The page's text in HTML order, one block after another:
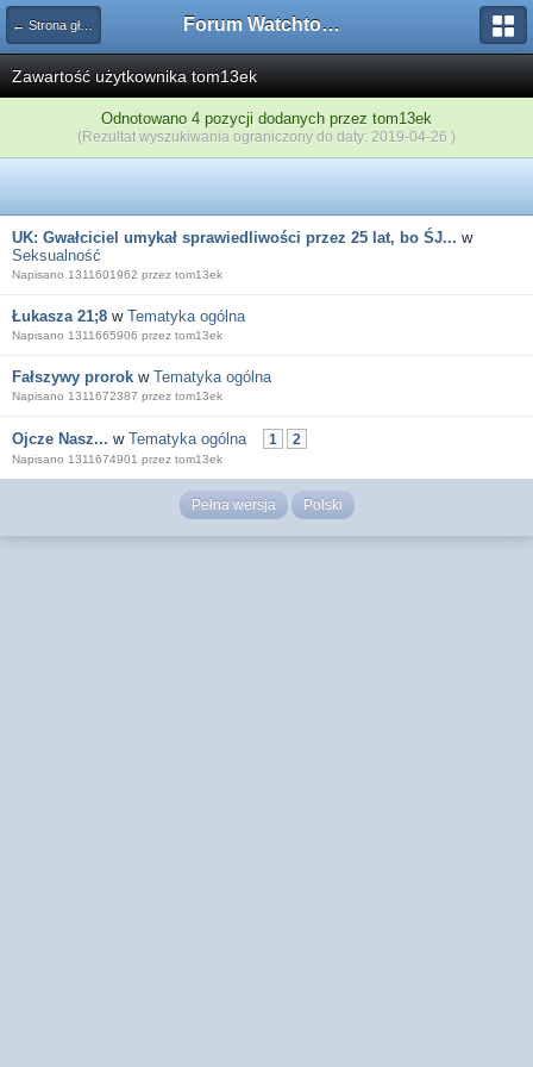
← Strona główna Forum Watchtower
Zawartość użytkownika tom13ek
Odnotowano 4 pozycji dodanych przez tom13ek
(Rezultat wyszukiwania ograniczony do daty: 2019-04-26 )
UK: Gwałciciel umykał sprawiedliwości przez 25 lat, bo ŚJ... w
Seksualność
Napisano 1311601962 przez tom13ek
Łukasza 21;8 w Tematyka ogólna
Napisano 1311665906 przez tom13ek
Fałszywy prorok w Tematyka ogólna
Napisano 1311672387 przez tom13ek
Ojcze Nasz... w Tematyka ogólna 1 2
Napisano 1311674901 przez tom13ek
Pełna wersja Polski